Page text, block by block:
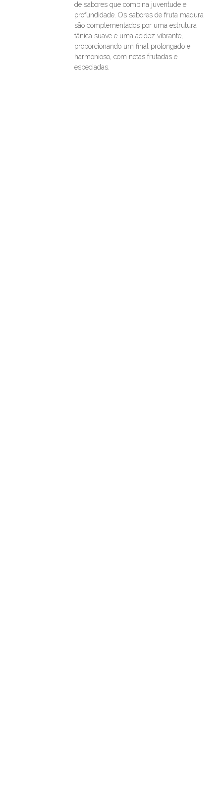
de sabores que combina juventude e
profundidade. Os sabores de fruta madura
são complementados por uma estrutura
tânica suave e uma acidez vibrante,
proporcionando um final prolongado e
harmonioso, com notas frutadas e
especiadas.